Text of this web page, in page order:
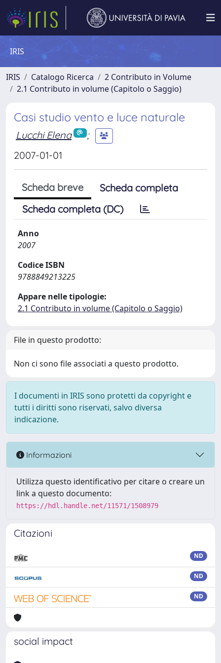
IRIS
IRIS Catalogo Ricerca
2 Contributo in Volume
2.1 Contributo in volume (Capitolo o Saggio)
Casi studio vento e luce naturale
Lucchi Elena
;
2007-01-01
Scheda breve
Scheda completa
Scheda completa (DC)
Anno
2007
Codice ISBN
9788849213225
Appare nelle tipologie:
2.1 Contributo in volume (Capitolo o Saggio)
File in questo prodotto:
Non ci sono file associati a questo prodotto.
I documenti in IRIS sono protetti da copyright e
tutti i diritti sono riservati, salvo diversa
indicazione.
Informazioni
Utilizza questo identificativo per citare o creare un
link a questo documento:
https://hdl.handle.net/11571/1508979
Citazioni
ND
ND
ND
social impact